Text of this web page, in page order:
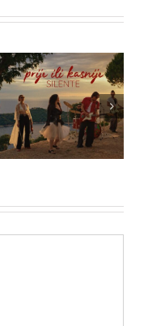
Silente objavio novi
singl “Prije ili kasnije”